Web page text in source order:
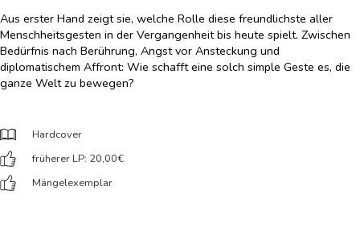
Aus erster Hand zeigt sie, welche Rolle diese freundlichste aller
Menschheitsgesten in der Vergangenheit bis heute spielt. Zwischen
Bedürfnis nach Berührung, Angst vor Ansteckung und
diplomatischem Affront: Wie schafft eine solch simple Geste es, die
ganze Welt zu bewegen?
Hardcover
früherer LP: 20,00€
Mängelexemplar